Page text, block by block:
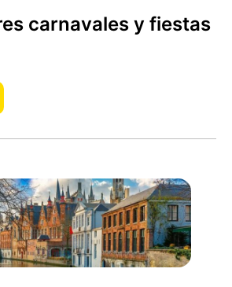
carnavales y fiestas